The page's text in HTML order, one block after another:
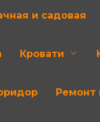
и садовая
Кровати
Ремонт